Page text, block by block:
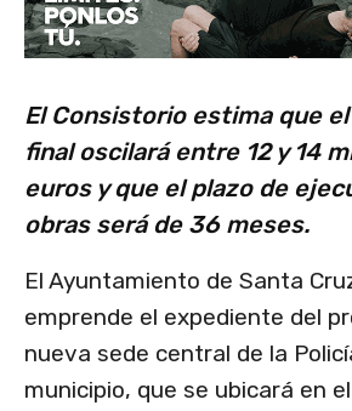
El Consistorio estima que
final oscilará entre 12 y 14
euros y que el plazo de
obras será de 36 meses.
El Ayuntamiento de Santa
emprende el expediente del
nueva sede central de la
municipio, que se ubicará en